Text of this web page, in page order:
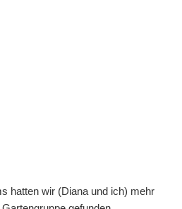
hatten wir (Diana und ich) mehr